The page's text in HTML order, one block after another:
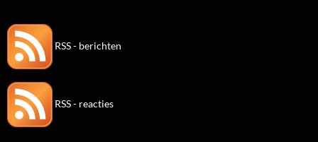
RSS - berichten
RSS - reacties